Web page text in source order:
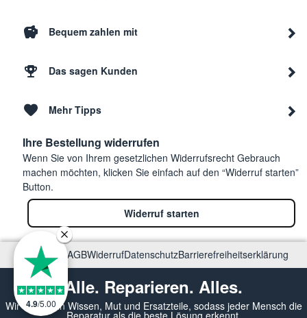
Bequem zahlen mit
Das sagen Kunden
Mehr Tipps
Ihre Bestellung widerrufen
Wenn Sie von Ihrem gesetzlichen Widerrufsrecht Gebrauch
machen möchten, klicken Sie einfach auf den “Widerruf starten”
Button.
Widerruf starten
ImpressumAGBWiderrufDatenschutzBarrierefreiheitserklärung
Alle. Reparieren. Alles.
Wir vermitteln Wissen, Mut und Ersatzteile, sodass jeder Mensch die
4.9/5.00